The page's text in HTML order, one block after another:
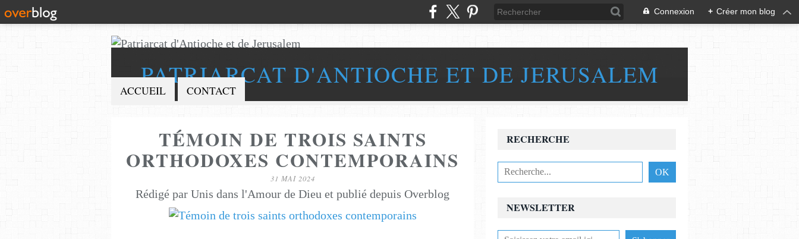
Connexion + Créer mon blog
PATRIARCAT D'ANTIOCHE ET DE JERUSALEM
ACCUEIL CONTACT
TÉMOIN DE TROIS SAINTS
ORTHODOXES CONTEMPORAINS
31 MAI 2024
Rédigé par Unis dans l'Amour de Dieu et publié depuis Overblog
NEWSLETTER
RECHERCHE